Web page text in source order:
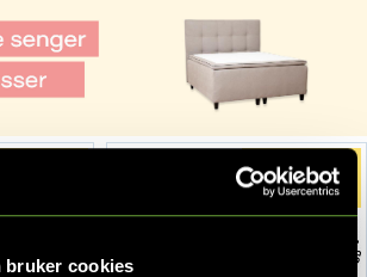
bruker cookies